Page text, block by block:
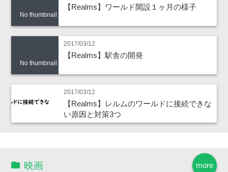
No thumbnail
【Realms】ワールド開設１ヶ月の様子
No thumbnail
2017/03/12
【Realms】駅舎の開発
2017/03/12
【Realms】レルムのワールドに接続できな
い原因と対策3つ
more
映画